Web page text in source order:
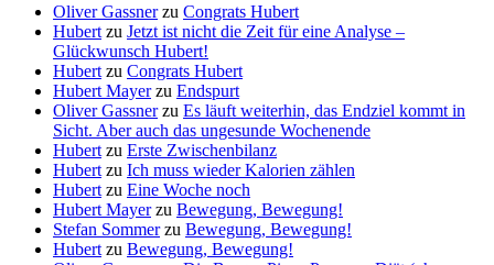
Oliver Gassnerzu Congrats Hubert
Hubert zu Jetzt ist nicht die Zeit für eine Analyse –
Glückwunsch Hubert!
Hubert zu Congrats Hubert
Hubert Mayerzu Endspurt
Oliver Gassnerzu Es läuft weiterhin, das Endziel kommt in
Sicht. Aber auch das ungesunde Wochenende
Hubert zu Erste Zwischenbilanz
Hubert zu Ich muss wieder Kalorien zählen
Hubert zu Eine Woche noch
Hubert Mayerzu Bewegung, Bewegung!
Stefan Sommerzu Bewegung, Bewegung!
Hubert zu Bewegung, Bewegung!